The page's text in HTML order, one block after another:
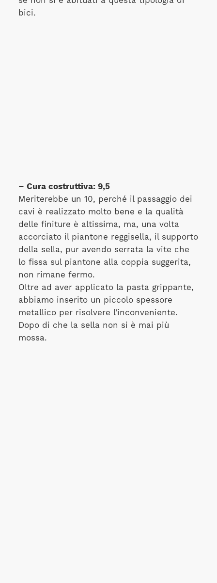
bici.
– Cura costruttiva: 9,5
Meriterebbe un 10, perché il passaggio dei
cavi è realizzato molto bene e la qualità
delle finiture è altissima, ma, una volta
accorciato il piantone reggisella, il supporto
della sella, pur avendo serrata la vite che
lo fissa sul piantone alla coppia suggerita,
non rimane fermo.
Oltre ad aver applicato la pasta grippante,
abbiamo inserito un piccolo spessore
metallico per risolvere l’inconveniente.
Dopo di che la sella non si è mai più
mossa.